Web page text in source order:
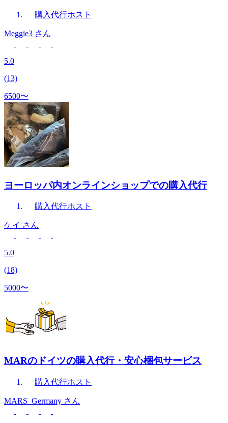
購入代行ホスト
Meggie3 さん
5.0
(13)
6500〜
ヨーロッパ内オンラインショップでの購入代行
購入代行ホスト
ケイ さん
5.0
(18)
5000〜
MARのドイツの購入代行・安心梱包サービス
購入代行ホスト
MARS_Germany さん